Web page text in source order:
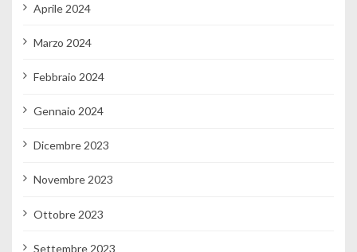
Aprile 2024
Marzo 2024
Febbraio 2024
Gennaio 2024
Dicembre 2023
Novembre 2023
Ottobre 2023
Settembre 2023